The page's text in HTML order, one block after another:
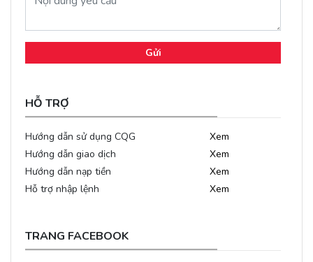
Gửi
HỖ TRỢ
Hướng dẫn sử dụng CQG
Xem
Hướng dẫn giao dịch
Xem
Hướng dẫn nạp tiền
Xem
Hỗ trợ nhập lệnh
Xem
TRANG FACEBOOK